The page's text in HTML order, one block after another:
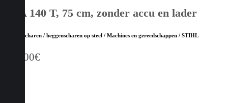
HSA 140 T, 75 cm, zonder accu en lader
Heggenscharen / heggenscharen op steel / Machines en gereedschappen / STIHL
709,00€